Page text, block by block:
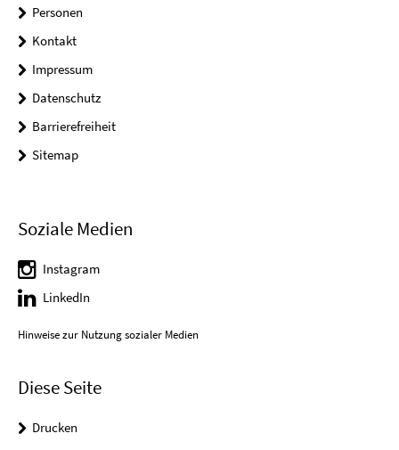
Personen
Kontakt
Impressum
Datenschutz
Barrierefreiheit
Sitemap
Soziale Medien
Instagram
LinkedIn
Hinweise zur Nutzung sozialer Medien
Diese Seite
Drucken